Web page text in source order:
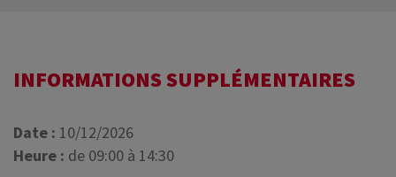
INFORMATIONS SUPPLÉMENTAIRES
Date : 10/12/2026
Heure : de 09:00 à 14:30